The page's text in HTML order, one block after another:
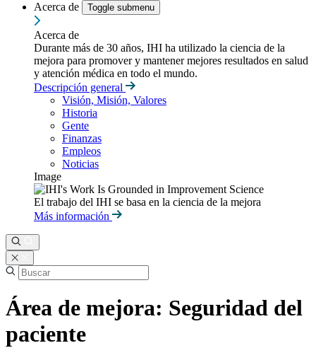
Acerca de
Toggle submenu
Acerca de
Durante más de 30 años, IHI ha utilizado la ciencia de la
mejora para promover y mantener mejores resultados en salud
y atención médica en todo el mundo.
Descripción general
Visión, Misión, Valores
Historia
Gente
Finanzas
Empleos
Noticias
Image
El trabajo del IHI se basa en la ciencia de la mejora
Más información
Área de mejora: Seguridad del
paciente